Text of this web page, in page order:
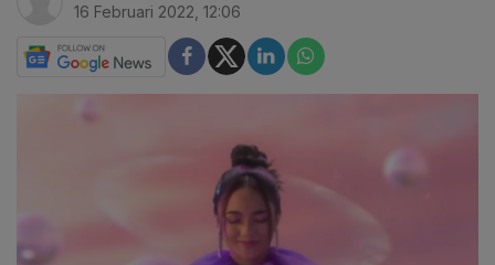
16 Februari 2022, 12:06